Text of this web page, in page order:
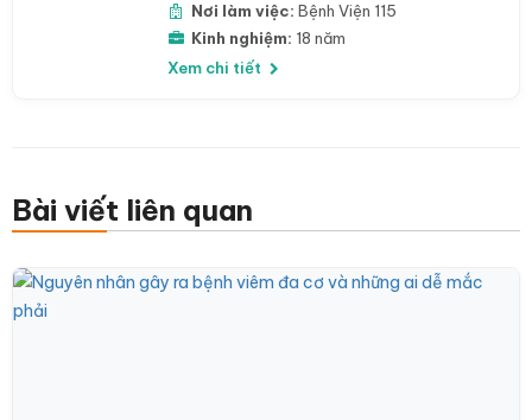
Nơi làm việc: Bệnh Viện 115
Kinh nghiệm: 18 năm
Xem chi tiết
Bài viết liên quan